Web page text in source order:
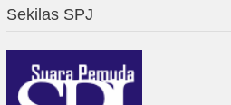
Sekilas SPJ